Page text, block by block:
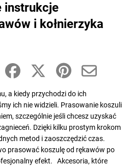
instrukcje
i kołnierzyka
a kiedy przychodzi do ich
ich nie widzieli. Prasowanie koszuli
szczególnie jeśli chcesz uzyskać
Dzięki kilku prostym krokom
metod i zaoszczędzić czas.
prasować koszulę od rękawów po
efekt. Akcesoria, które